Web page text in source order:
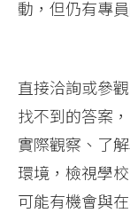
動，但仍有專
直接洽詢或參
找不到的答案
實際觀察、了
環境，檢視學
可能有機會與